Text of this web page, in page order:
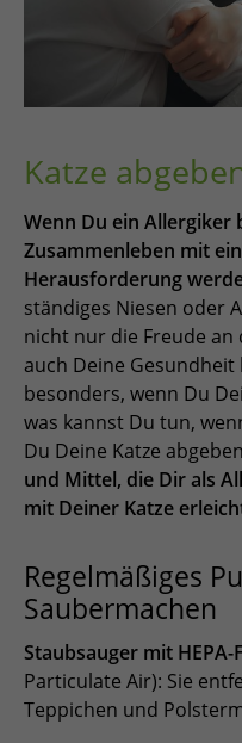
Katze
Wenn Du ein Allergiker
Zusammenleben mit
Herausforderung
ständiges Niesen oder
nicht nur die Freude
auch Deine Gesundheit
besonders, wenn Du
was kannst Du tun,
Du Deine Katze
und Mittel, die Dir als
mit Deiner Katze
Regelmäßiges
Saubermachen
Staubsauger mit HEPA-
Particulate Air): Sie
Teppichen und